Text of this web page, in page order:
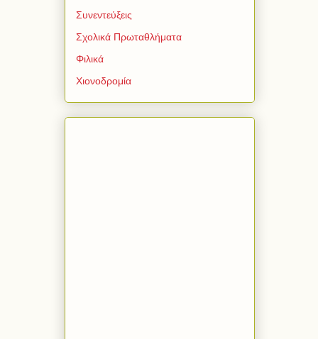
Συνεντεύξεις
Σχολικά Πρωταθλήματα
Φιλικά
Χιονοδρομία